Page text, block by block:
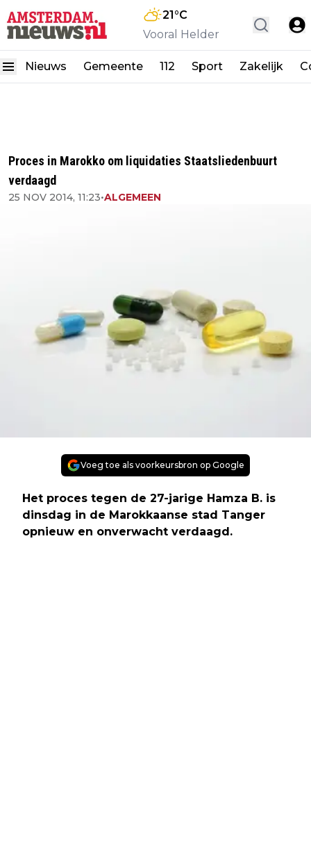
21°C
Vooral Helder
Nieuws Gemeente 112 Sport Zakelijk
Proces in Marokko om liquidaties Staatsliedenbuurt
verdaagd
25 NOV 2014, 11:23•ALGEMEEN
Voeg toe als voorkeursbron op Google
Het proces tegen de 27-jarige Hamza B. is
dinsdag in de Marokkaanse stad Tanger
opnieuw en onverwacht verdaagd.